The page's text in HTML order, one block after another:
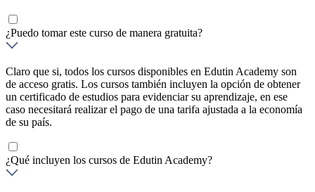
¿Puedo tomar este curso de manera gratuita?
Claro que si, todos los cursos disponibles en Edutin Academy son
de acceso gratis. Los cursos también incluyen la opción de obtener
un certificado de estudios para evidenciar su aprendizaje, en ese
caso necesitará realizar el pago de una tarifa ajustada a la economía
de su país.
¿Qué incluyen los cursos de Edutin Academy?